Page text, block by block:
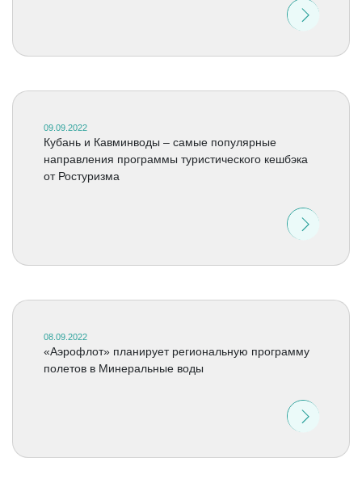
09.09.2022
Кубань и Кавминводы – самые популярные
направления программы туристического кешбэка
от Ростуризма
08.09.2022
«Аэрофлот» планирует региональную программу
полетов в Минеральные воды